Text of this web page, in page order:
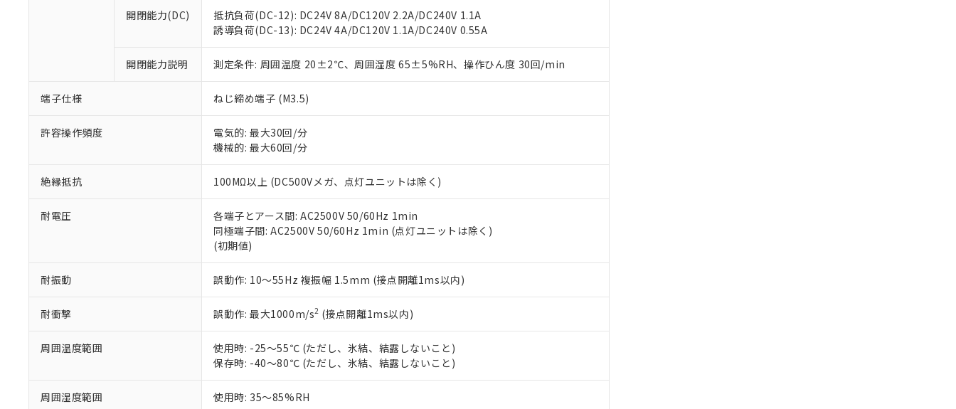
開閉能力(DC)
抵抗負荷(DC-12): DC24V 8A/DC120V 2.2A/DC240V 1.1A
誘導負荷(DC-13): DC24V 4A/DC120V 1.1A/DC240V 0.55A
開閉能力説明 測定条件: 周囲温度 20±2℃、周囲湿度 65±5%RH、操作ひん度 30回/min
端子仕様 ねじ締め端子 (M3.5)
許容操作頻度
電気的: 最大30回/分
機械的: 最大60回/分
絶縁抵抗 100MΩ以上 (DC500Vメガ、点灯ユニットは除く)
耐電圧
各端子とアース間: AC2500V 50/60Hz 1min
同極端子間: AC2500V 50/60Hz 1min (点灯ユニットは除く)
(初期値)
耐振動 誤動作: 10～55Hz 複振幅 1.5mm (接点開離1ms以内)
耐衝撃 誤動作: 最大1000m/s2 (接点開離1ms以内)
周囲温度範囲
使用時: -25～55℃ (ただし、氷結、結露しないこと)
保存時: -40～80℃ (ただし、氷結、結露しないこと)
周囲湿度範囲 使用時: 35～85%RH
マイパーツ機能（部品リスト作成サービス）をご利用いただくには、I-Webメンバーズにご登録され
ている必要があります。
お客様が当ウェブサイト上で当社にご登録された部品リストについて、当社および当社の共同利用者
が、当社の製品・サービスに関するお客様との取引・商談に必要な範囲で利用することをご了承くだ
さい。
※当社の共同利用者とは、
いる法人を指します。
※3 非含有証明書ダウンロード
下記の非含有証明書をダウンロードすることができます。
51物質の非含有証明書（当社基準）
※本証明書は発行日時点で非含有を証明するもので、過去に遡って非含有を証明するものではありません。
また、RoHS指令のフタル酸エステル類４物質の対応では、対応完了までの期間は出荷製品に未対応品が
混在することから備考欄に対応日を記載しておりました。
既に当社にて対応品への在庫切替を完了していることから、特段のことがない限り、2022年1月12日よ
り割愛しております。
「ｅ」：有害物質（10物質）のすべてが基準値以下であることを示します。
「10」：通常の使用状況下において有害物質が外部に漏えいし、環境に深刻な影響を及ぼさない年数を意
味します。
合意する キャンセル
機器販売店・当社販売員にご確認ください)
白